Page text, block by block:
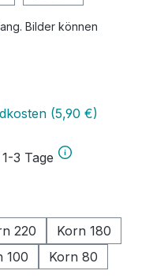
Bilder können
(5,90 €)
3 Tage
220
Korn 180
100
Korn 80